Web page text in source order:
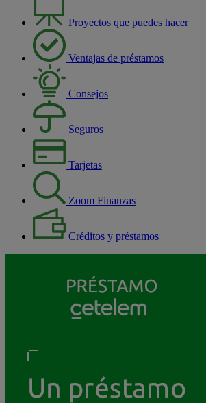
Proyectos que puedes hacer
Ventajas de préstamos
Consejos
Seguros
Tarjetas
Zoom Finanzas
Créditos y préstamos